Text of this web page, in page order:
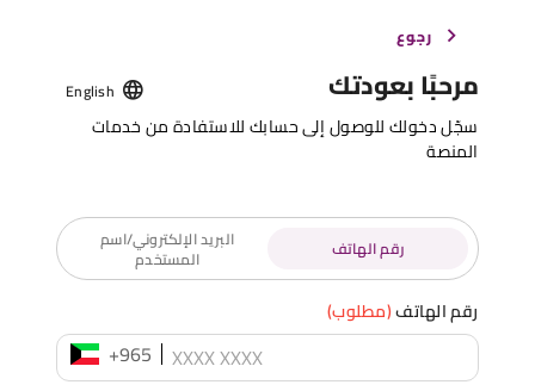
رجوع
مرحبًا بعودتك English
سجّل دخولك للوصول إلى حسابك للاستفادة من خدمات
المنصة
رقم الهاتف البريد الإلكتروني/اسم
المستخدم
رقم الهاتف(مطلوب)
+965